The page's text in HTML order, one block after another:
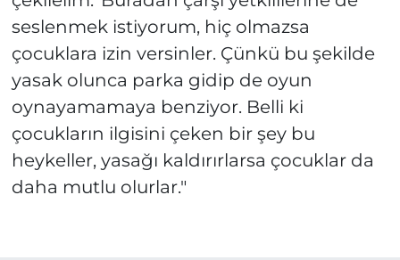
seslenmek istiyorum, hiç olmazsa
çocuklara izin versinler. Çünkü bu şekilde
yasak olunca parka gidip de oyun
oynayamamaya benziyor. Belli ki
çocukların ilgisini çeken bir şey bu
heykeller, yasağı kaldırırlarsa çocuklar da
daha mutlu olurlar."